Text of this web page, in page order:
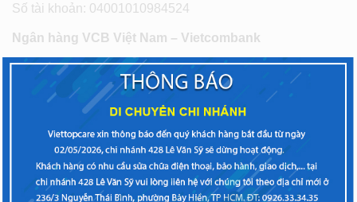
Số tài khoản: 04001010984524
Ngân hàng VCB Việt Nam – Vietcombank
Chi nhánhVietcombank Hồ chí minh
Tên chủ tài khoản:Nguyễn Nam Hải
Số tài khoản: 007.1000.86.94.79
Mọi thắc mắc quý khách vui lòng liên hệ qua số02873 055
Ấn phím 1 để được hỗ trợ tốt nhất.